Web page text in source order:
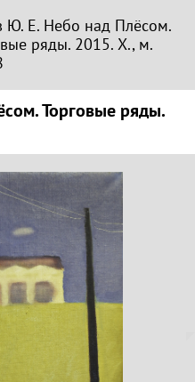
Ю. Е. Небо над Плёсом.
ряды. 2015. Х., м.
Торговые ряды.
Копировать
Копируйте
координаты
места
зарубежное
искусство
Локация
Соборная
Гора
Заречье
Набережная
Торговая
площадь
Верхний
Плёс